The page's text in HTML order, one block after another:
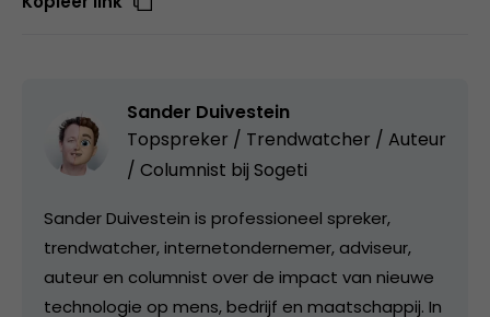
Sander Duivestein
Topspreker / Trendwatcher / Auteur
/ Columnist bij Sogeti
Sander Duivestein is professioneel spreker,
trendwatcher, internetondernemer, adviseur,
auteur en columnist over de impact van nieuwe
technologie op mens, bedrijf en maatschappij. In